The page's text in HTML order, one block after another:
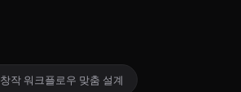
창작 워크플로우 맞춤 설계